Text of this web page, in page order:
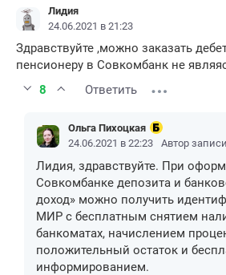
Лидия
24.06.2021 в 21:23
Здравствуйте ,можно заказать
пенсионеру в Совкомбанк не
8
Ответить
Ольга Пихоцкая
24.06.2021 в 22:23
Автор записи
Лидия, здравствуйте. При
Совкомбанке депозита и
доход» можно получить
МИР с бесплатным снятием
банкоматах, начислением
положительный остаток и
информированием.